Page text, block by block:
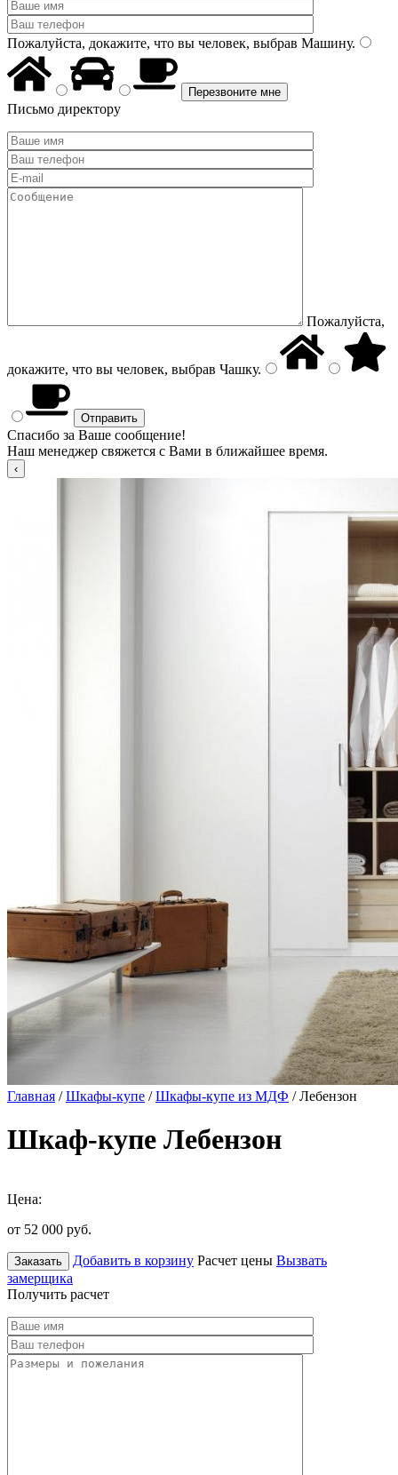
Пожалуйста, докажите, что вы человек, выбрав Машину.
Письмо директору
Пожалуйста,
докажите, что вы человек, выбрав Чашку.
Спасибо за Ваше сообщение!
Наш менеджер свяжется с Вами в ближайшее время.
Главная /Шкафы-купе /Шкафы-купе из МДФ / Лебензон
Шкаф-купе Лебензон
Цена:
от 52 000 руб.
Заказать Добавить в корзину Расчет цены Вызвать
замерщика
Получить расчет